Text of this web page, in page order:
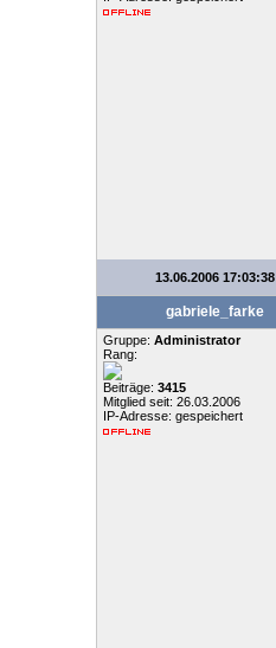
13.06.2006 17:03:38
gabriele_farke
Gruppe: Administrator
Rang:
Beiträge: 3415
Mitglied seit: 26.03.2006
IP-Adresse: gespeichert